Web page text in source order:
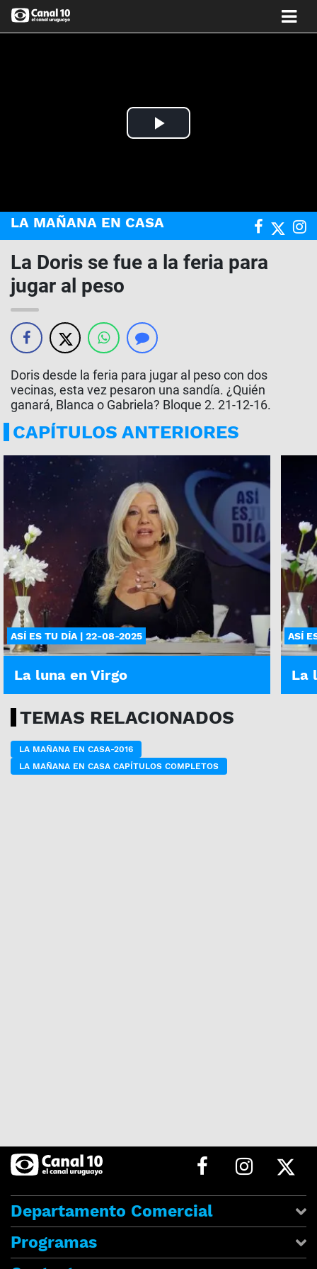
Play
LA MAÑANA EN CASA
La Doris se fue a la feria para
jugar al peso
Doris desde la feria para jugar al peso con dos
vecinas, esta vez pesaron una sandía. ¿Quién
ganará, Blanca o Gabriela? Bloque 2. 21-12-16.
CAPÍTULOS ANTERIORES
ASÍ ES TU DÍA | 22-08-2025
La luna en Virgo
ASÍ
La
TEMAS RELACIONADOS
LA MAÑANA EN CASA-2016
LA MAÑANA EN CASA CAPÍTULOS COMPLETOS
Departamento Comercial
Programas